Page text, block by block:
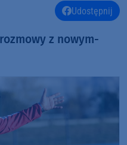
Udostępnij
z nowym-